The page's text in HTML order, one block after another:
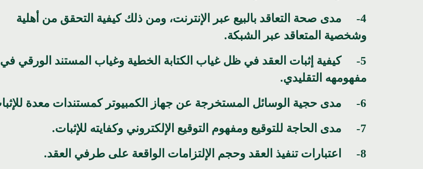
4- مدى صحة التعاقد بالبيع عبر الإنترنت، ومن ذلك كيفية التحقق من أهلية
وشخصية المتعاقد عبر الشبكة.
5- كيفية إثبات العقد في ظل غياب الكتابة الخطية وغياب المستند الورقي في
مفهومهه التقليدي.
6- مدى حجية الوسائل المستخرجة عن جهاز الكمبيوتر كمستندات معدة للإثبات.
7- مدى الحاجة للتوقيع ومفهوم التوقيع الإلكتروني وكفايته للإثبات.
8- اعتبارات تنفيذ العقد وحجم الإلتزامات الواقعة على طرفي العقد.